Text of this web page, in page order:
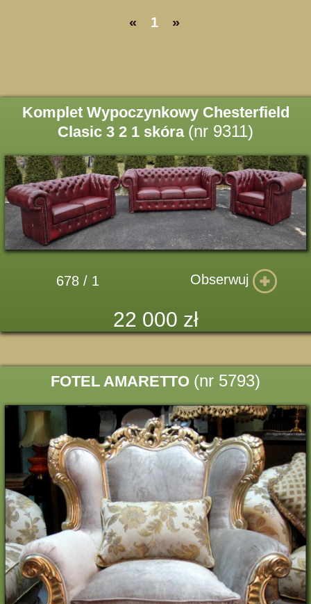
« 1 »
Komplet Wypoczynkowy Chesterfield
Clasic 3 2 1 skóra (nr 9311)
678 / 1 Obserwuj
22 000 zł
FOTEL AMARETTO (nr 5793)